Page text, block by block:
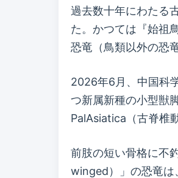
過去数十年にわたる
た。かつては『始祖
恐竜（鳥類以外の恐
2026年6月、中国科
つ新属新種の小型獣脚
PalAsiatica（古脊椎
前肢の短い骨格に不
winged）」の恐竜は